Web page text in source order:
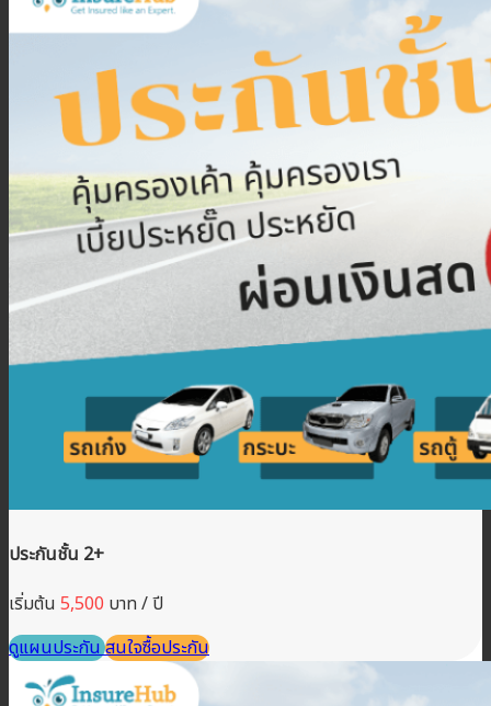
ประกันชั้น 2+
เริ่มต้น 5,500 บาท / ปี
ดูแผนประกันสนใจซื้อประกัน